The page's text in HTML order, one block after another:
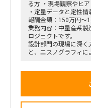
る方 ・現場観察やヒ
・定量データと定性
報酬金額：150万円～
業務内容：中量産系
ロジェクトです。
設計部門の現場に深
と、エスノグラフィ
に対する改革提案お
■業務内容